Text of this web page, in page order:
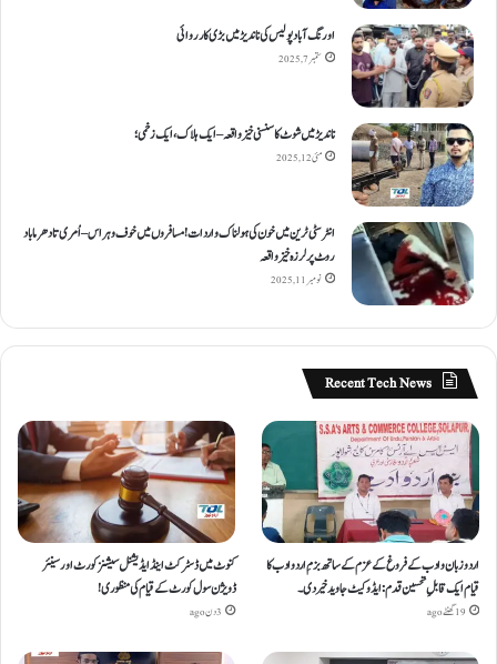
اورنگ آباد پولیس کی ناندیڑ میں بڑی کارروائی
ستمبر 7, 2025
ناندیڑ میں شوٹ کا سنسنی خیز واقعہ – ایک ہلاک، ایک زخمی؛
مئی 12, 2025
انٹر سٹی ٹرین میں خون کی ہولناک واردات! مسافروں میں خوف و ہراس – اُمری تا دھرما باد
روٹ پر لرزہ خیز واقعہ
نومبر 11, 2025
Recent Tech News
اردو زبان و ادب کے فروغ کے عزم کے ساتھ بزمِ اردو ادب کا
قیام ایک قابلِ تحسین قدم : ایڈوکیٹ جاوید خیردی۔
19 گھنٹے ago
کنوٹ میں ڈسٹرکٹ اینڈ ایڈیشنل سیشنز کورٹ اور سینئر
ڈویژن سول کورٹ کے قیام کی منظوری!
3 دن ago